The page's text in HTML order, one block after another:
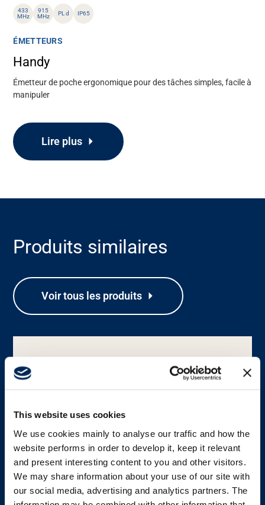
This website uses cookies
We use cookies mainly to analyse our traffic and how the
website performs in order to develop it, keep it relevant
and present interesting content to you and other visitors.
We may share information about your use of our site with
our social media, advertising and analytics partners. The
Carrière
Banque média
433
MHz
915
MHz
PL d IP65
ÉMETTEURS
Handy
Émetteur de poche ergonomique pour des tâches simples, facile à
manipuler
Lire plus
Produits similaires
Voir tous les produits
ÉMETTEUR